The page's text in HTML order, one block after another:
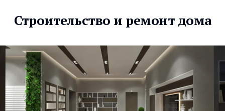
Строительство и ремонт дома